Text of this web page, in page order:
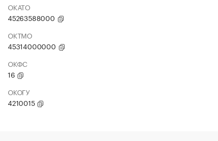
ОКАТО
45263588000
ОКТМО
45314000000
ОКФС
16
ОКОГУ
4210015